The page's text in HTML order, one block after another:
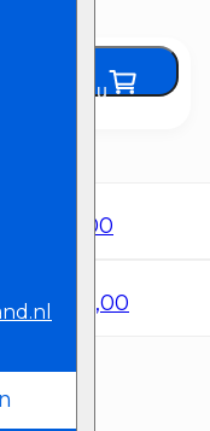
Huur nu
8,00
€ 40,00